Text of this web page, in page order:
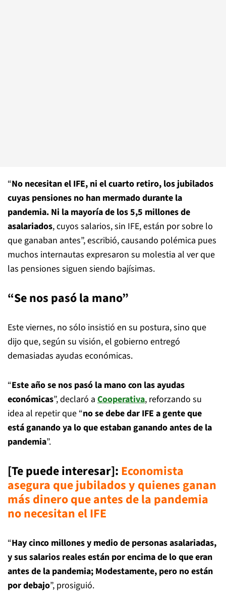
“No necesitan el IFE, ni el cuarto retiro, los jubilados
cuyas pensiones no han mermado durante la
pandemia. Ni la mayoría de los 5,5 millones de
asalariados, cuyos salarios, sin IFE, están por sobre lo
que ganaban antes”, escribió, causando polémica pues
muchos internautas expresaron su molestia al ver que
las pensiones siguen siendo bajísimas.
“Se nos pasó la mano”
Este viernes, no sólo insistió en su postura, sino que
dijo que, según su visión, el gobierno entregó
demasiadas ayudas económicas.
“Este año se nos pasó la mano con las ayudas
económicas”, declaró a Cooperativa, reforzando su
idea al repetir que “no se debe dar IFE a gente que
está ganando ya lo que estaban ganando antes de la
pandemia”.
[Te puede interesar]: Economista
asegura que jubilados y quienes ganan
más dinero que antes de la pandemia
no necesitan el IFE
“Hay cinco millones y medio de personas asalariadas,
y sus salarios reales están por encima de lo que eran
antes de la pandemia; Modestamente, pero no están
por debajo”, prosiguió.